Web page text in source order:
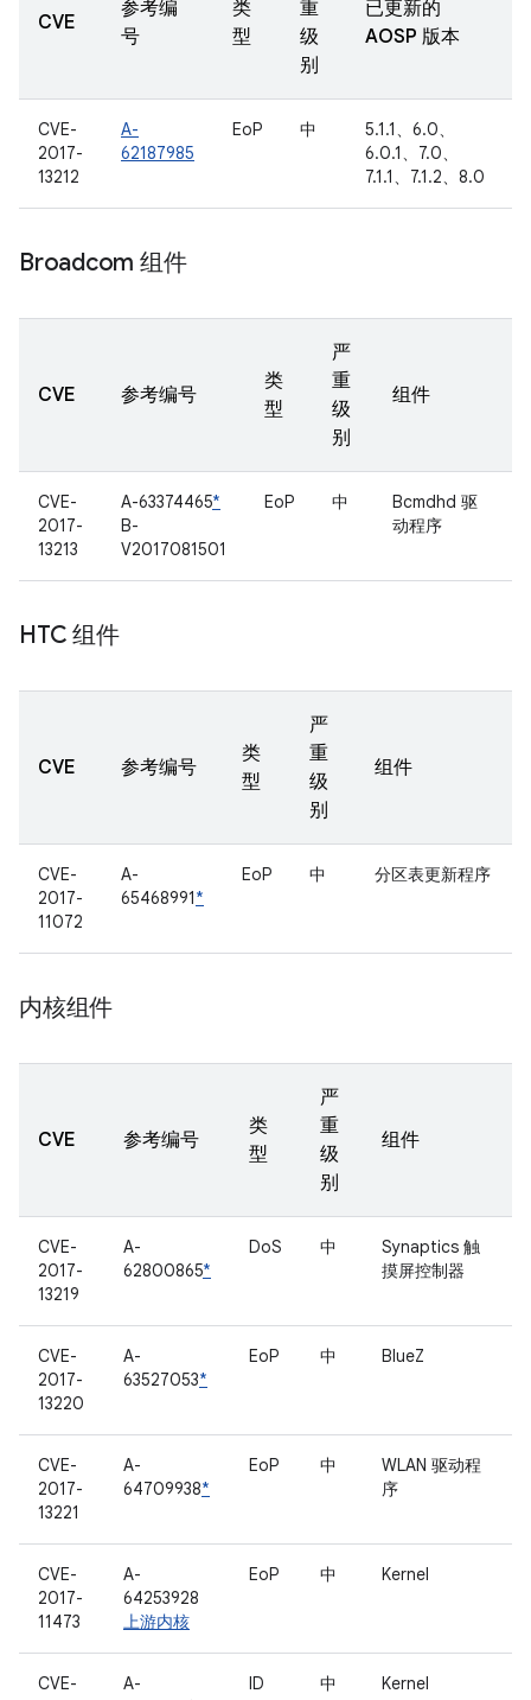
CVE
参考编
号
类
型
重
级
别
已更新的
AOSP 版本
CVE-
2017-
13212
A-
62187985
EoP 中
5.1.1、6.0、
6.0.1、7.0、
7.1.1、7.1.2、8.0
Broadcom 组件
CVE 参考编号
类
型
严
重
级
别
组件
CVE-
2017-
13213
A-63374465*
B-
V2017081501
EoP 中
Bcmdhd 驱
动程序
HTC 组件
CVE 参考编号
类
型
严
重
级
别
组件
CVE-
2017-
11072
A-
65468991*
EoP 中 分区表更新程序
内核组件
CVE 参考编号
类
型
严
重
级
别
组件
CVE-
2017-
13219
A-
62800865*
DoS 中
Synaptics 触
摸屏控制器
CVE-
2017-
13220
A-
63527053*
EoP 中 BlueZ
CVE-
2017-
13221
A-
64709938*
EoP 中
WLAN 驱动程
序
CVE-
2017-
11473
A-
64253928
上游内核
EoP 中 Kernel
CVE-
A-
ID 中 Kernel